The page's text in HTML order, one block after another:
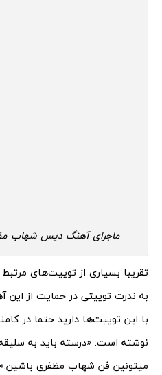
ماجرای آهنگ دیس شهاب
تقریبا بسیاری از توییت‌های
به ندرت توییتی در حمایت از
با این توییت‌ها دارید حتما در
نوشته است: «درسته باید به
میتونین فن شهاب مظفری